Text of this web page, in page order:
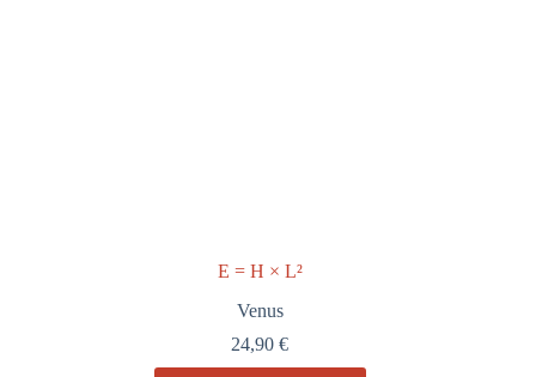
E = H × L²
Venus
24,90€